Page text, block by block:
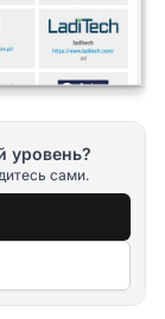
уровень?
сами.